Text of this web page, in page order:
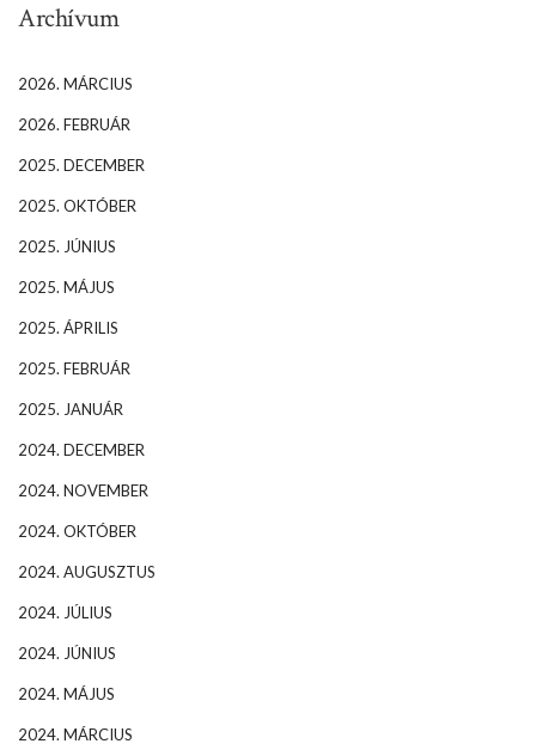
Archívum
2026. MÁRCIUS
2026. FEBRUÁR
2025. DECEMBER
2025. OKTÓBER
2025. JÚNIUS
2025. MÁJUS
2025. ÁPRILIS
2025. FEBRUÁR
2025. JANUÁR
2024. DECEMBER
2024. NOVEMBER
2024. OKTÓBER
2024. AUGUSZTUS
2024. JÚLIUS
2024. JÚNIUS
2024. MÁJUS
2024. MÁRCIUS